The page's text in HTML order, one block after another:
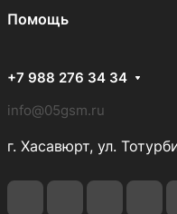
Помощь
+7 988 276 34 34
info@05gsm.ru
г. Хасавюрт, ул.